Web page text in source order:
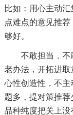
比如：用心主动
点难点的意见推
够好。
不敢担当，
老办法，开拓进
心性创造性，不
题多，提对策推
品种纯度把关上没